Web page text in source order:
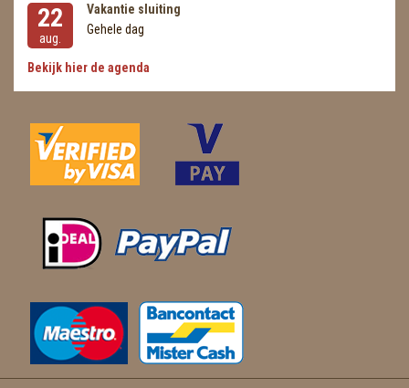
22
aug.
Vakantie sluiting
Gehele dag
Bekijk hier de agenda